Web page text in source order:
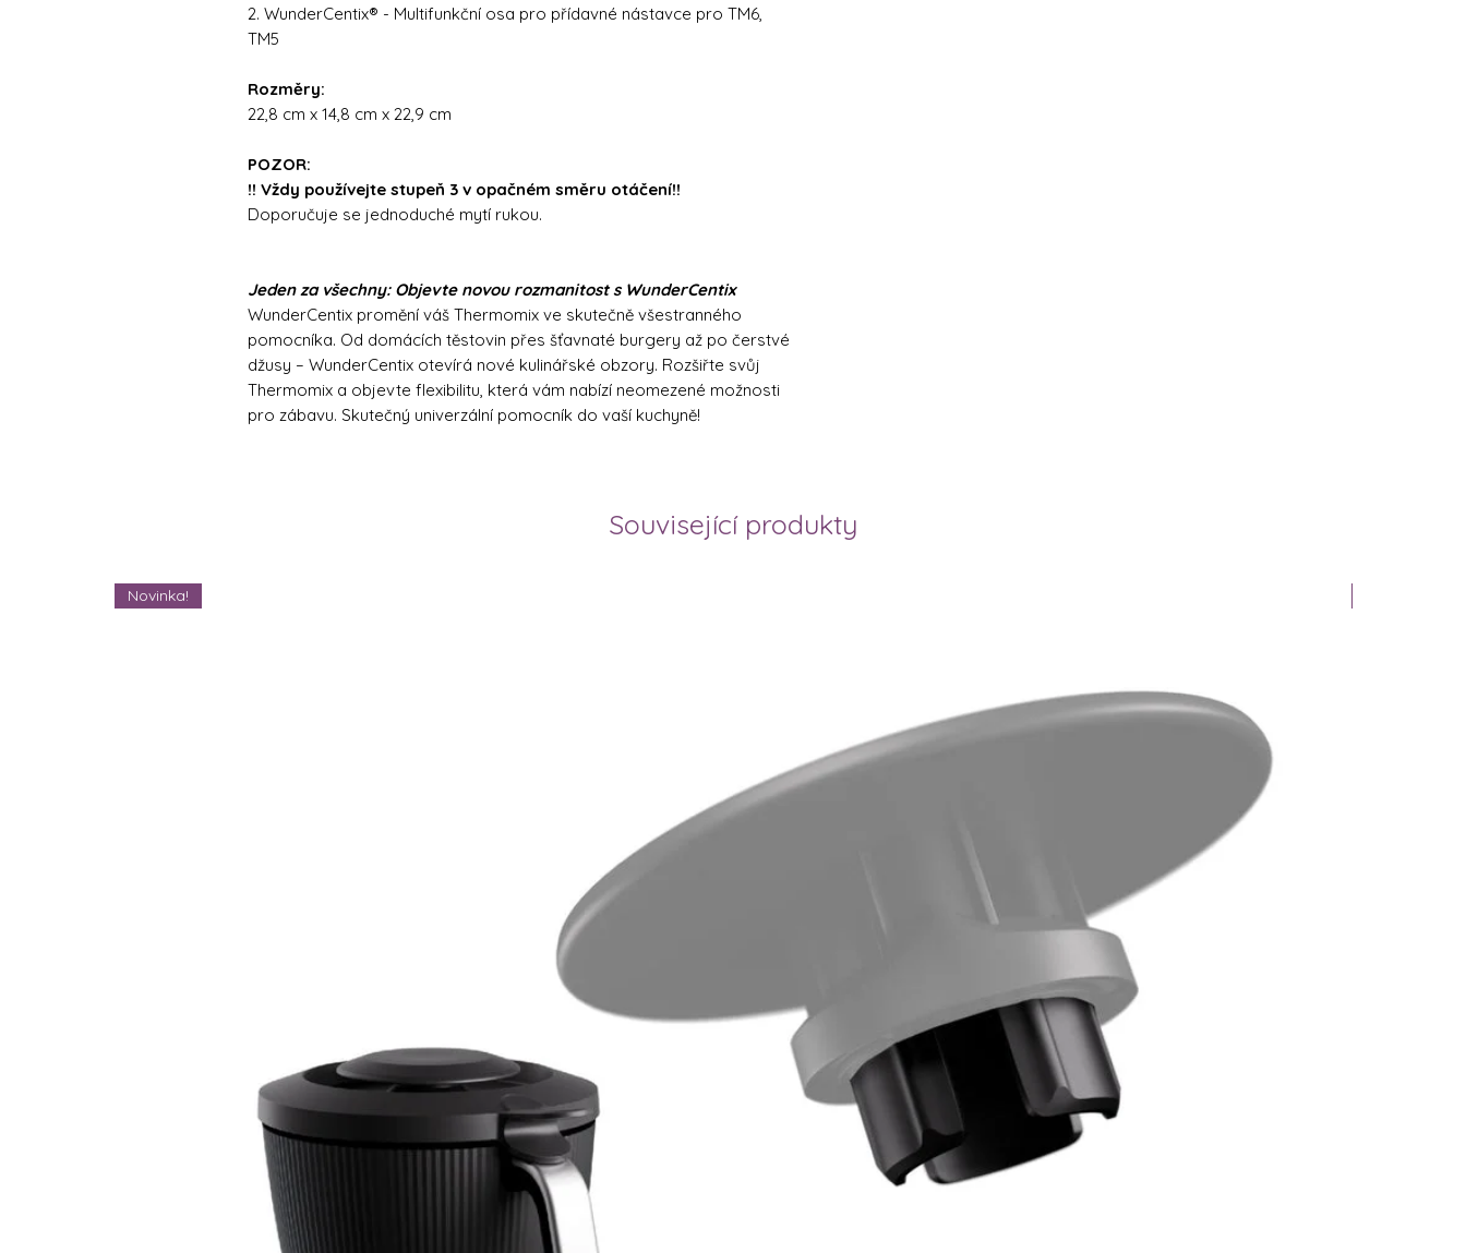
2. WunderCentix® - Multifunkční osa pro přídavné nástavce pro TM6,
TM5
Rozměry:
22,8 cm x 14,8 cm x 22,9 cm
POZOR:
!! Vždy používejte stupeň 3 v opačném směru otáčení!!
Doporučuje se jednoduché mytí rukou.
Jeden za všechny: Objevte novou rozmanitost s WunderCentix
WunderCentix promění váš Thermomix ve skutečně všestranného
pomocníka. Od domácích těstovin přes šťavnaté burgery až po čerstvé
džusy – WunderCentix otevírá nové kulinářské obzory. Rozšiřte svůj
Thermomix a objevte flexibilitu, která vám nabízí neomezené možnosti
pro zábavu. Skutečný univerzální pomocník do vaší kuchyně!
Související produkty
Novinka!